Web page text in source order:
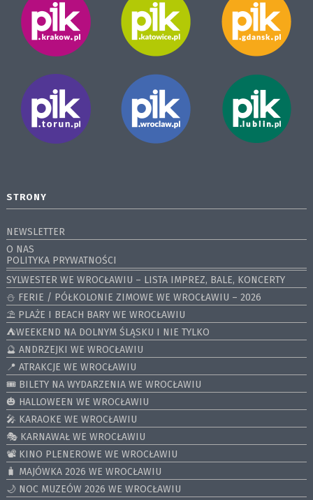
STRONY
NEWSLETTER
O NAS
POLITYKA PRYWATNOŚCI
SYLWESTER WE WROCŁAWIU – LISTA IMPREZ, BALE, KONCERTY
⛄️ FERIE / PÓŁKOLONIE ZIMOWE WE WROCŁAWIU – 2026
⛱️ PLAŻE I BEACH BARY WE WROCŁAWIU
⛺️WEEKEND NA DOLNYM ŚLĄSKU I NIE TYLKO
🔮 ANDRZEJKI WE WROCŁAWIU
📍 ATRAKCJE WE WROCŁAWIU
🎟️ BILETY NA WYDARZENIA WE WROCŁAWIU
🎃 HALLOWEEN WE WROCŁAWIU
🎤 KARAOKE WE WROCŁAWIU
🎭 KARNAWAŁ WE WROCŁAWIU
📽️ KINO PLENEROWE WE WROCŁAWIU
🧳 MAJÓWKA 2026 WE WROCŁAWIU
🌙 NOC MUZEÓW 2026 WE WROCŁAWIU